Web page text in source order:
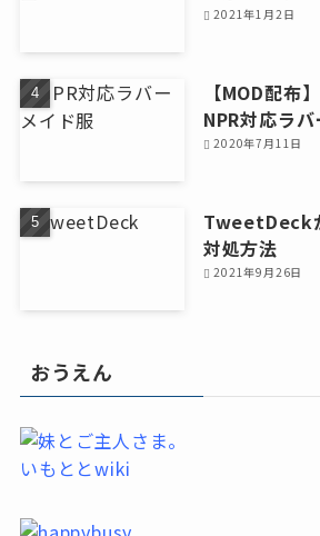
2021年1月2日
【MOD配布
NPR対応ラ
2020年7月11日
TweetDeck
対処方法
2021年9月26日
おうえん
いもととwiki